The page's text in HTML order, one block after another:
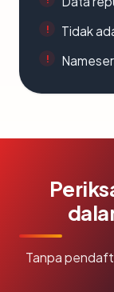
Tidak
Tanpa